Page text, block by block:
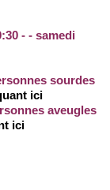
sourdes
ici
aveugles
ici